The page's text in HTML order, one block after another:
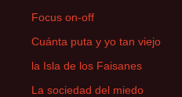
Focus on-off
Cuánta puta y yo tan viejo
la Isla de los Faisanes
La sociedad del miedo